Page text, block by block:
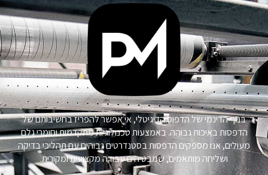
בנוף הדינמי של הדפוס הדיגיטלי, אי אפשר להפריז בחשיבותם של
הדפסות באיכות גבוהה. באמצעות טכנולוגיות מתקדמות וחומרי גלם
מעולים, אנו מספקים הדפסות בסטנדרטים גבוהים עם תהליכי בדיקה
ושליחה מותאמים, שמבטיחים עבודה מקצועית ומקורית.